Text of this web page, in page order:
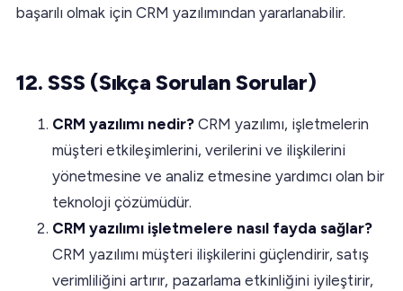
başarılı olmak için CRM yazılımından yararlanabilir.
12. SSS (Sıkça Sorulan Sorular)
CRM yazılımı nedir? CRM yazılımı, işletmelerin
müşteri etkileşimlerini, verilerini ve ilişkilerini
yönetmesine ve analiz etmesine yardımcı olan bir
teknoloji çözümüdür.
CRM yazılımı işletmelere nasıl fayda sağlar?
CRM yazılımı müşteri ilişkilerini güçlendirir, satış
verimliliğini artırır, pazarlama etkinliğini iyileştirir,